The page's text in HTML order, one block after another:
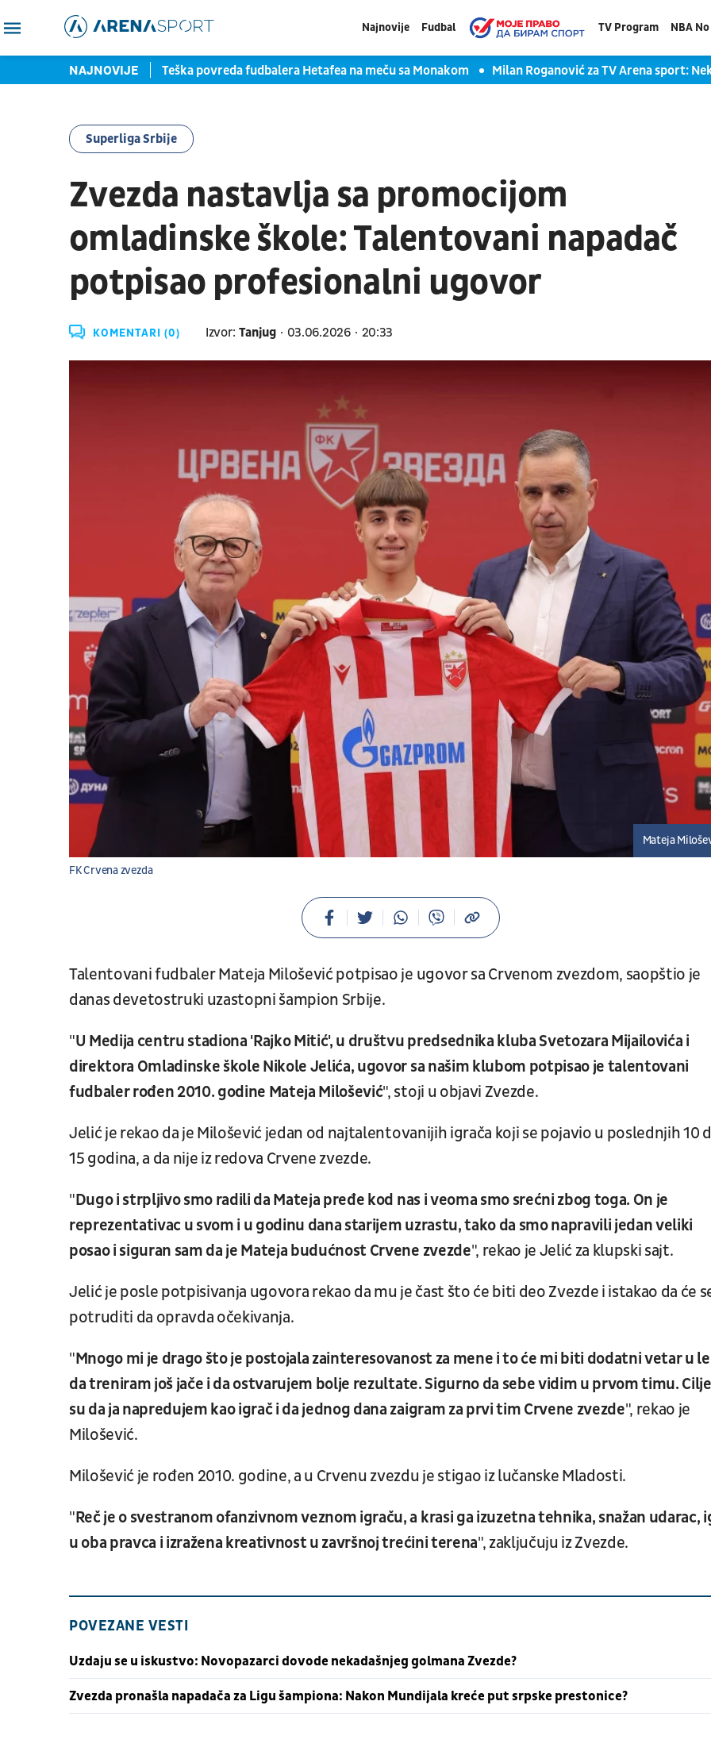
Najnovije Fudbal TV Program NBA
NAJNOVIJE
Mangala pred potpisom Teška povreda fudbalera Hetafea na meču sa Monakom Milan Roganović za TV Arena sport:
Superliga Srbije
Zvezda nastavlja sa promocijom
omladinske škole: Talentovani napadač
potpisao profesionalni ugovor
KOMENTARI (0) Izvor: Tanjug 03.06.2026 20:33
FK Crvena zvezda
Mateja
Talentovani fudbaler Mateja Milošević potpisao je ugovor sa Crvenom zvezdom, saopštio je
danas devetostruki uzastopni šampion Srbije.
"U Medija centru stadiona 'Rajko Mitić', u društvu predsednika kluba Svetozara Mijailovića i
direktora Omladinske škole Nikole Jelića, ugovor sa našim klubom potpisao je talentovani
fudbaler rođen 2010. godine Mateja Milošević", stoji u objavi Zvezde.
Jelić je rekao da je Milošević jedan od najtalentovanijih igrača koji se pojavio u poslednjih 10
15 godina, a da nije iz redova Crvene zvezde.
"Dugo i strpljivo smo radili da Mateja pređe kod nas i veoma smo srećni zbog toga. On je
reprezentativac u svom i u godinu dana starijem uzrastu, tako da smo napravili jedan veliki
posao i siguran sam da je Mateja budućnost Crvene zvezde", rekao je Jelić za klupski sajt.
Jelić je posle potpisivanja ugovora rekao da mu je čast što će biti deo Zvezde i istakao da će
potruditi da opravda očekivanja.
"Mnogo mi je drago što je postojala zainteresovanost za mene i to će mi biti dodatni vetar u
da treniram još jače i da ostvarujem bolje rezultate. Sigurno da sebe vidim u prvom timu.
su da ja napredujem kao igrač i da jednog dana zaigram za prvi tim Crvene zvezde", rekao je
Milošević.
Milošević je rođen 2010. godine, a u Crvenu zvezdu je stigao iz lučanske Mladosti.
"Reč je o svestranom ofanzivnom veznom igraču, a krasi ga izuzetna tehnika, snažan udarac,
u oba pravca i izražena kreativnost u završnoj trećini terena", zaključuju iz Zvezde.
POVEZANE VESTI
Uzdaju se u iskustvo: Novopazarci dovode nekadašnjeg golmana Zvezde?
Zvezda pronašla napadača za Ligu šampiona: Nakon Mundijala kreće put srpske prestonice?